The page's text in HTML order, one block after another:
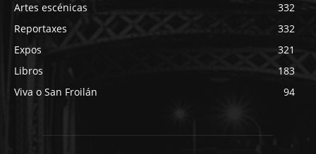
Artes escénicas
332
Reportaxes
332
Expos
321
Libros
183
Viva o San Froilán
94